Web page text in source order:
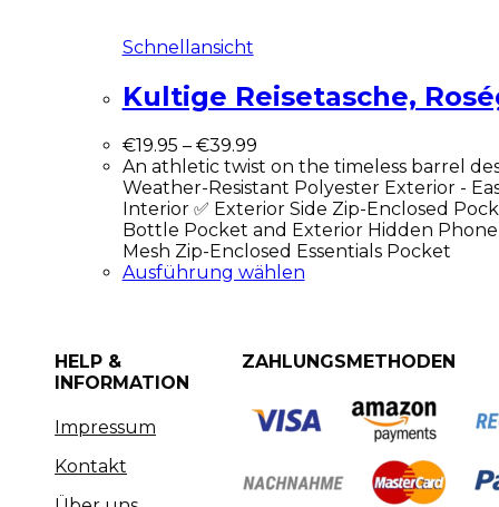
Schnellansicht
Kultige Reisetasche,
€19.95 – €39.99
An athletic twist on the timeless barrel
Weather-Resistant Polyester Exterior -
Interior ✅ Exterior Side Zip-Enclosed
Bottle Pocket and Exterior Hidden
Mesh Zip-Enclosed Essentials Pocket
Ausführung wählen
HELP &
INFORMATION
Impressum
Kontakt
ZAHLUNGSMETHODEN